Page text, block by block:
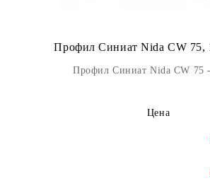
Профил Синиат Nida CW 75,
Профил Синиат Nida CW 75
Цена